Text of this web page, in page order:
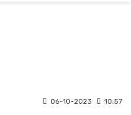
06-10-2023 10:57